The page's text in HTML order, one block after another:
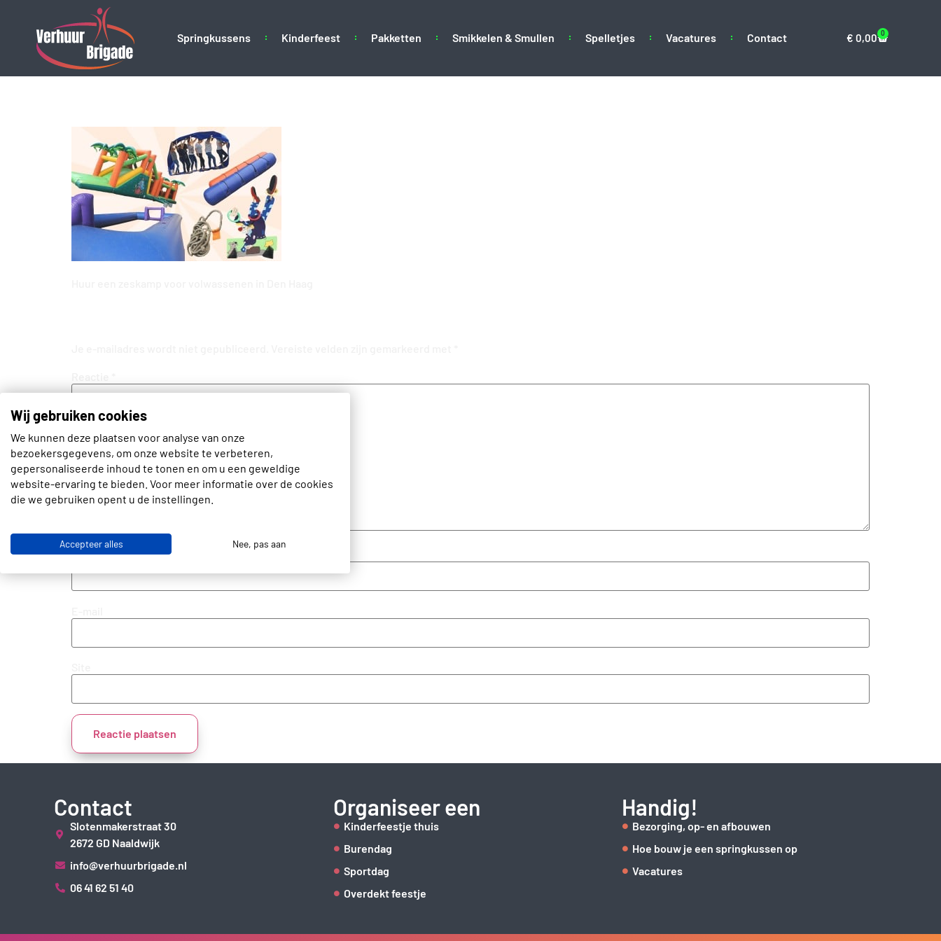
Springkussens Kinderfeest Pakketten Smikkelen & Smullen Spelletjes Vacatures Contact € 0,00 0
Naam
Contact
Slotenmakerstraat 30
2672 GD Naaldwijk
info@verhuurbrigade.nl
06 41 62 51 40
Organiseer een
Kinderfeestje thuis
Burendag
Sportdag
Overdekt feestje
Handig!
Bezorging, op- en afbouwen
Hoe bouw je een springkussen op
Vacatures
Wij gebruiken cookies
We kunnen deze plaatsen voor analyse van onze
bezoekersgegevens, om onze website te verbeteren,
gepersonaliseerde inhoud te tonen en om u een geweldige
website-ervaring te bieden. Voor meer informatie over de cookies
die we gebruiken opent u de instellingen.
Accepteer alles Nee, pas aan